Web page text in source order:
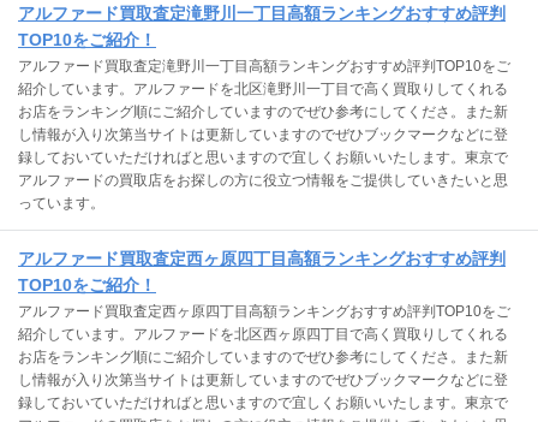
アルファード買取査定滝野川一丁目高額ランキングおすすめ評判
TOP10をご紹介！
アルファード買取査定滝野川一丁目高額ランキングおすすめ評判TOP10をご
紹介しています。アルファードを北区滝野川一丁目で高く買取りしてくれる
お店をランキング順にご紹介していますのでぜひ参考にしてくださ。また新
し情報が入り次第当サイトは更新していますのでぜひブックマークなどに登
録しておいていただければと思いますので宜しくお願いいたします。東京で
アルファードの買取店をお探しの方に役立つ情報をご提供していきたいと思
っています。
アルファード買取査定西ヶ原四丁目高額ランキングおすすめ評判
TOP10をご紹介！
アルファード買取査定西ヶ原四丁目高額ランキングおすすめ評判TOP10をご
紹介しています。アルファードを北区西ヶ原四丁目で高く買取りしてくれる
お店をランキング順にご紹介していますのでぜひ参考にしてくださ。また新
し情報が入り次第当サイトは更新していますのでぜひブックマークなどに登
録しておいていただければと思いますので宜しくお願いいたします。東京で